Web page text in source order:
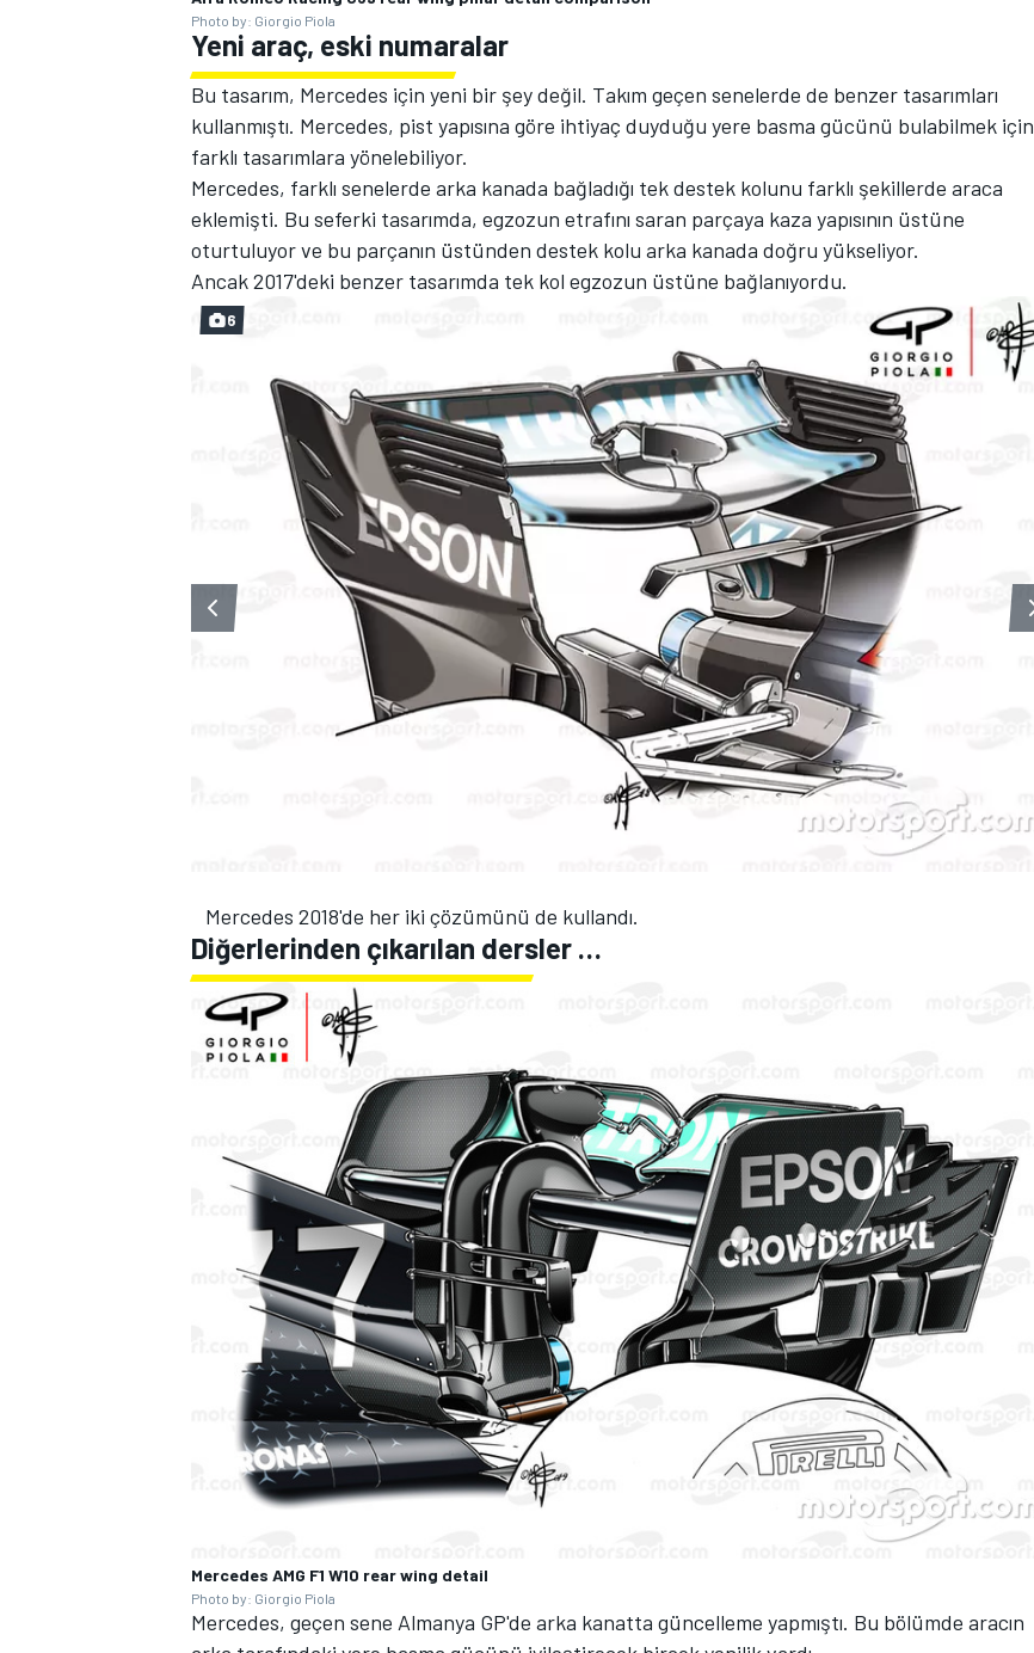
MOTOSİKLET
Photo by: Giorgio Piola
Yeni araç, eski numaralar
Bu tasarım, Mercedes için yeni bir şey değil. Takım geçen senelerde de benzer tasarımları
kullanmıştı. Mercedes, pist yapısına göre ihtiyaç duyduğu yere basma gücünü bulabilmek için
farklı tasarımlara yönelebiliyor.
Mercedes, farklı senelerde arka kanada bağladığı tek destek kolunu farklı şekillerde araca
eklemişti. Bu seferki tasarımda, egzozun etrafını saran parçaya kaza yapısının üstüne
oturtuluyor ve bu parçanın üstünden destek kolu arka kanada doğru yükseliyor.
Ancak 2017'deki benzer tasarımda tek kol egzozun üstüne bağlanıyordu.
Mercedes 2018'de her iki çözümünü de kullandı.
6
Diğerlerinden çıkarılan dersler …
Mercedes AMG F1 W10 rear wing detail
Photo by: Giorgio Piola
Mercedes, geçen sene Almanya GP'de arka kanatta güncelleme yapmıştı. Bu bölümde aracın